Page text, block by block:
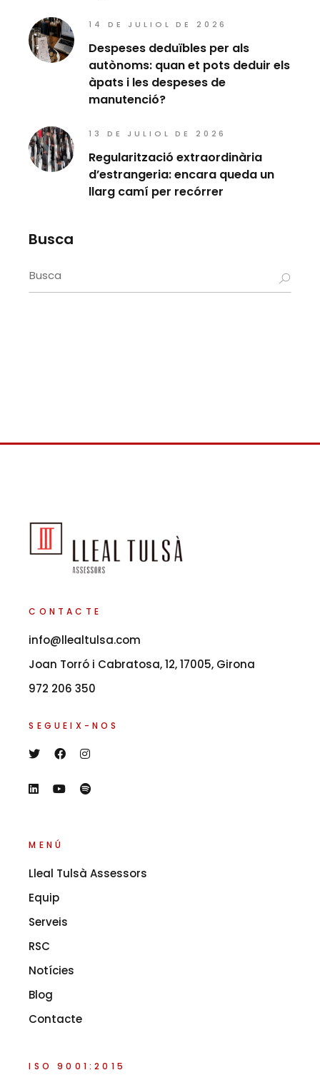
14 DE JULIOL DE 2026
Despeses deduïbles per als
autònoms: quan et pots deduir els
àpats i les despeses de
manutenció?
13 DE JULIOL DE 2026
Regularització extraordinària
d’estrangeria: encara queda un
llarg camí per recórrer
Busca
Search
for:
CONTACTE
info@llealtulsa.com
Joan Torró i Cabratosa, 12, 17005, Girona
972 206 350
SEGUEIX-NOS
MENÚ
Lleal Tulsà Assessors
Equip
Serveis
RSC
Notícies
Blog
Contacte
ISO 9001:2015